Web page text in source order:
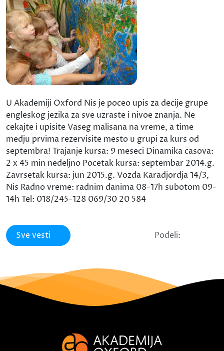
U Akademiji Oxford Nis je poceo upis za decije grupe
engleskog jezika za sve uzraste i nivoe znanja. Ne
cekajte i upisite Vaseg malisana na vreme, a time
medju prvima rezervisite mesto u grupi za kurs od
septembra! Trajanje kursa: 9 meseci Dinamika casova:
2 x 45 min nedeljno Pocetak kursa: septembar 2014.g.
Zavrsetak kursa: jun 2015.g. Vozda Karadjordja 14/3,
Nis Radno vreme: radnim danima 08-17h subotom 09-
14h Tel: 018/245-128 069/30 20 584
Sve vesti Podeli: